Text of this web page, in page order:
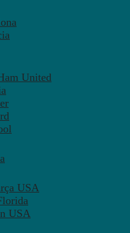
United
USA
USA